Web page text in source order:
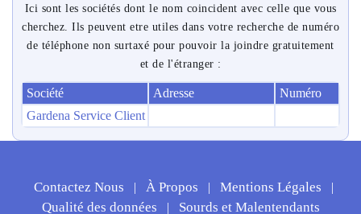
Ici sont les sociétés dont le nom coincident avec celle que vous
cherchez. Ils peuvent etre utiles dans votre recherche de numéro
de téléphone non surtaxé pour pouvoir la joindre gratuitement
et de l'étranger :
Société Adresse
Numéro
Gardena Service Client
Contactez Nous | À Propos | Mentions Légales |
Qualité des données | Sourds et Malentendants